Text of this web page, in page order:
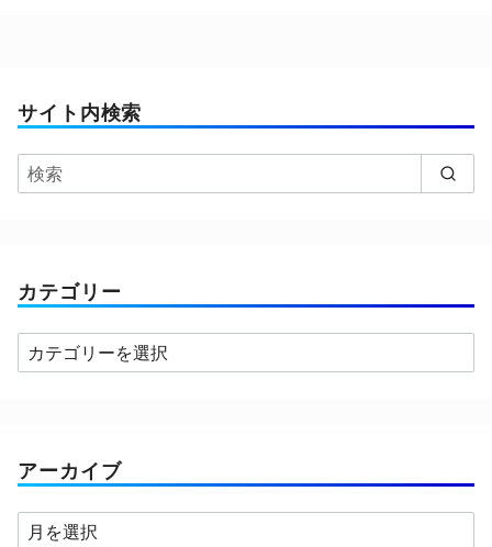
サイト内検索
カテゴリー
カ
テ
ー
アーカイブ
ア